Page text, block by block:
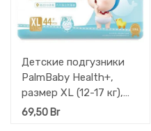
Детские подгузники
PalmBaby Health+,
размер XL (12-17 кг),
44 шт
69,50 Br